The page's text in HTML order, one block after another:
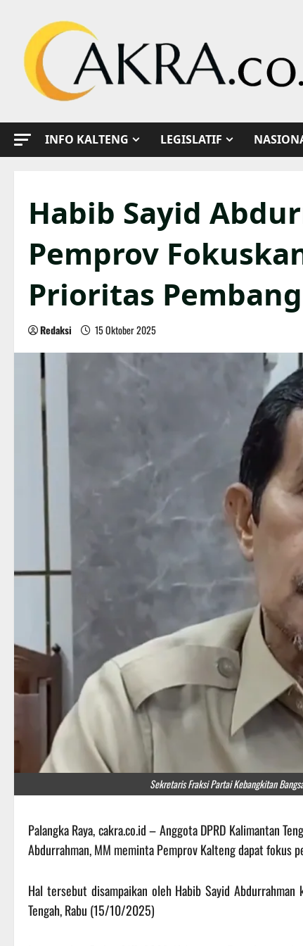
content
INFO KALTENG LEGISLATIF
Habib Sayid
Pemprov
Prioritas
Redaksi 15 Oktober 2025
Sekretaris Fraksi Partai Kebangkitan
Palangka Raya, cakra.co.id – Anggota DPRD Kalimantan
Abdurrahman, MM meminta Pemprov Kalteng dapat fokus
Hal tersebut disampaikan oleh Habib Sayid
Tengah, Rabu (15/10/2025)